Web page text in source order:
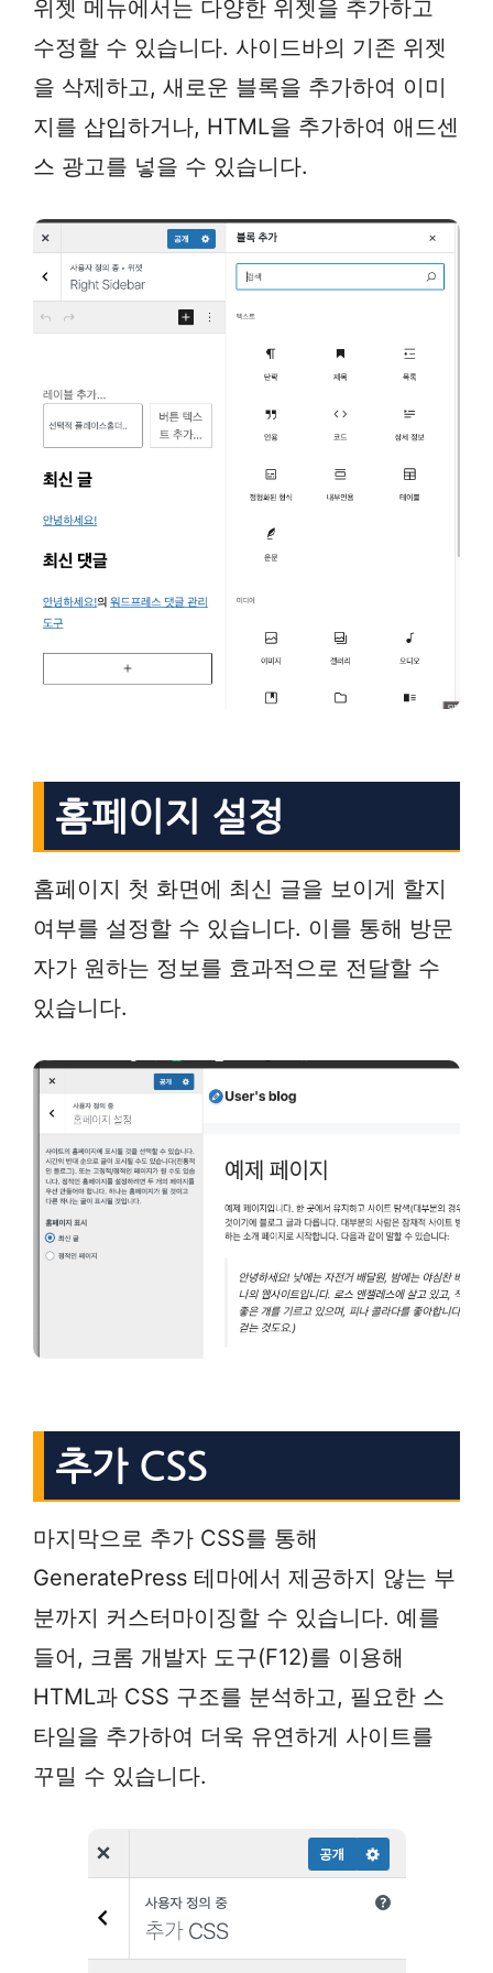
위젯 메뉴에서는 다양한 위젯을 추가하고
수정할 수 있습니다. 사이드바의 기존 위젯
을 삭제하고, 새로운 블록을 추가하여 이미
지를 삽입하거나, HTML을 추가하여 애드센
스 광고를 넣을 수 있습니다.
홈페이지 설정
홈페이지 첫 화면에 최신 글을 보이게 할지
여부를 설정할 수 있습니다. 이를 통해 방문
자가 원하는 정보를 효과적으로 전달할 수
있습니다.
추가 CSS
마지막으로 추가 CSS를 통해
GeneratePress 테마에서 제공하지 않는 부
분까지 커스터마이징할 수 있습니다. 예를
들어, 크롬 개발자 도구(F12)를 이용해
HTML과 CSS 구조를 분석하고, 필요한 스
타일을 추가하여 더욱 유연하게 사이트를
꾸밀 수 있습니다.